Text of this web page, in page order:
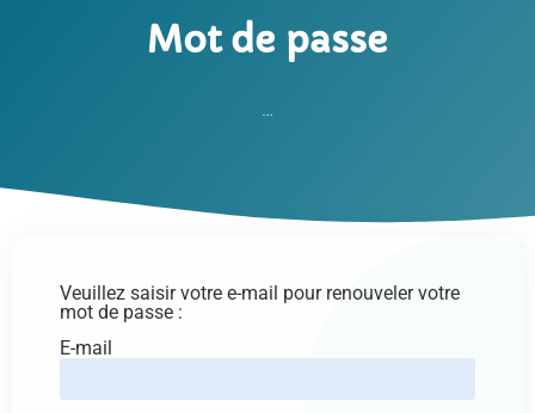
Mot de passe
…
Veuillez saisir votre e-mail pour renouveler votre
mot de passe :
E-mail